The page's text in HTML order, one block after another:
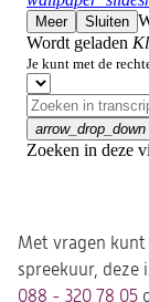
Met vragen
spreekuur, deze
088 - 320 78 05